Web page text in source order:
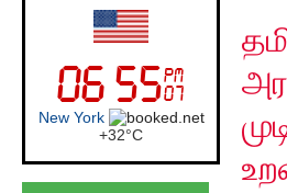
London
+21°C